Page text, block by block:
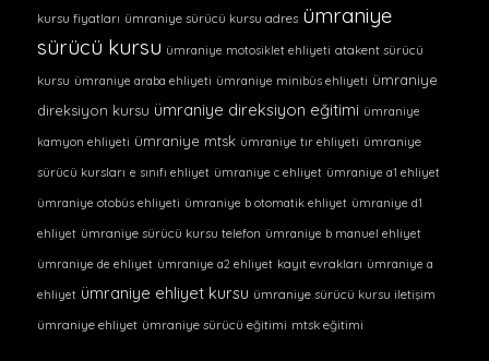
kursu fiyatları ümraniye sürücü kursu adres ümraniye
sürücü kursu ümraniye motosiklet ehliyeti atakent sürücü
kursu ümraniye araba ehliyeti ümraniye minibüs ehliyeti ümraniye
direksiyon kursu ümraniye direksiyon eğitimi ümraniye
kamyon ehliyeti ümraniye mtsk ümraniye tır ehliyeti ümraniye
sürücü kursları e sınıfı ehliyet ümraniye c ehliyet ümraniye a1 ehliyet
ümraniye otobüs ehliyeti ümraniye b otomatik ehliyet ümraniye d1
ehliyet ümraniye sürücü kursu telefon ümraniye b manuel ehliyet
ümraniye de ehliyet ümraniye a2 ehliyet kayıt evrakları ümraniye a
ehliyet ümraniye ehliyet kursu ümraniye sürücü kursu iletişim
ümraniye ehliyet ümraniye sürücü eğitimi mtsk eğitimi